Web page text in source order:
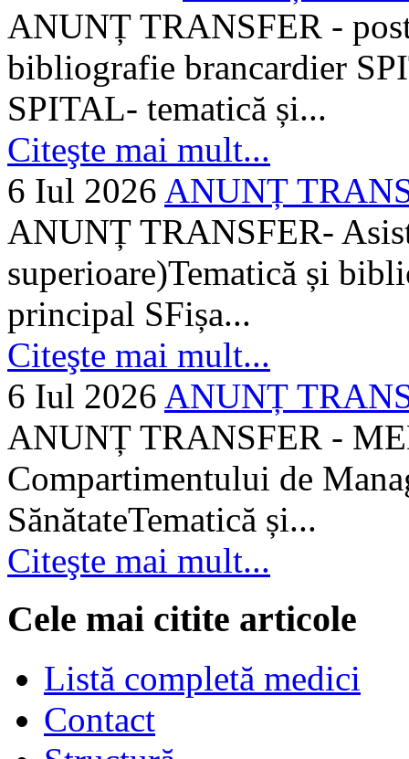
ANUNȚ TRANSFER -
bibliografie brancardier
SPITAL- tematică și...
Citeşte mai mult...
6 Iul 2026 ANUNȚ
ANUNȚ TRANSFER-
superioare)Tematică și
principal SFișa...
Citeşte mai mult...
6 Iul 2026 ANUNȚ
ANUNȚ TRANSFER -
Compartimentului de
SănătateTematică și...
Citeşte mai mult...
Cele mai citite articole
Listă completă medici
Contact